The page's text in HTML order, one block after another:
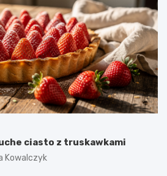
ciasto z truskawkami
Kowalczyk